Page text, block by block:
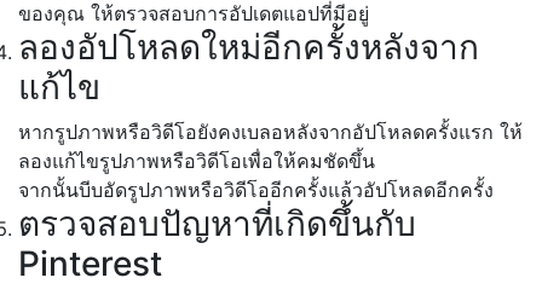
ของคุณ ให้ตรวจสอบการอัปเดตแอปที่มีอยู่
ลองอัปโหลดใหม่อีกครั้งหลังจาก
แก้ไข
หากรูปภาพหรือวิดีโอยังคงเบลอหลังจากอัปโหลดครั้งแรก ให้
ลองแก้ไขรูปภาพหรือวิดีโอเพื่อให้คมชัดขึ้น
จากนั้นบีบอัดรูปภาพหรือวิดีโออีกครั้งแล้วอัปโหลดอีกครั้ง
ตรวจสอบปัญหาที่เกิดขึ้นกับ
Pinterest